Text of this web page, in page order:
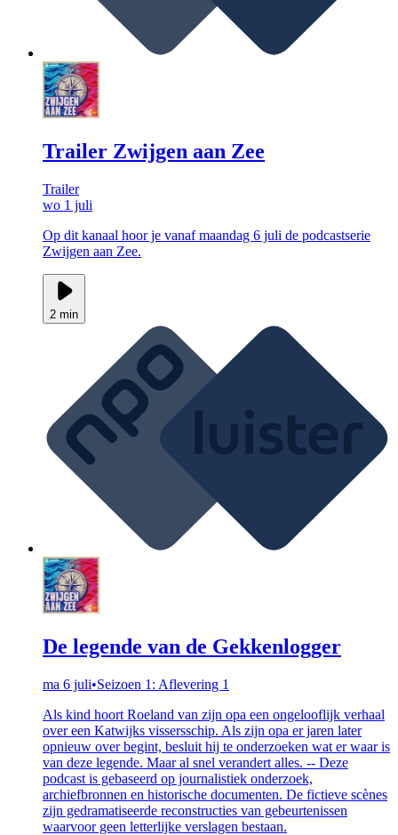
Trailer Zwijgen aan Zee
Trailer
wo 1 juli
Op dit kanaal hoor je vanaf maandag 6 juli de podcastserie
Zwijgen aan Zee.
2 min
De legende van de Gekkenlogger
ma 6 juli•Seizoen 1: Aflevering 1
Als kind hoort Roeland van zijn opa een ongelooflijk verhaal
over een Katwijks vissersschip. Als zijn opa er jaren later
opnieuw over begint, besluit hij te onderzoeken wat er waar is
van deze legende. Maar al snel verandert alles. -- Deze
podcast is gebaseerd op journalistiek onderzoek,
archiefbronnen en historische documenten. De fictieve scènes
zijn gedramatiseerde reconstructies van gebeurtenissen
waarvoor geen letterlijke verslagen bestaan.